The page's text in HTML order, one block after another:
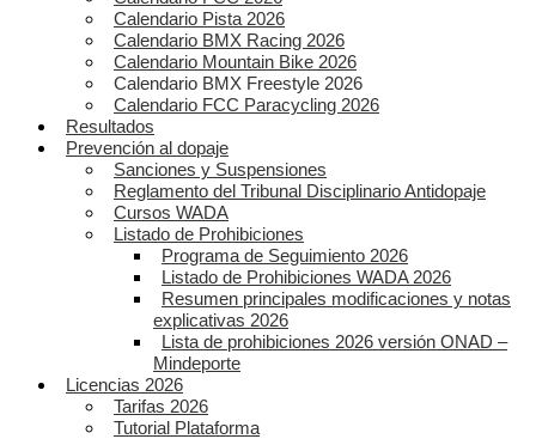
Calendario Pista 2026
Calendario BMX Racing 2026
Calendario Mountain Bike 2026
Calendario BMX Freestyle 2026
Calendario FCC Paracycling 2026
Resultados
Prevención al dopaje
Sanciones y Suspensiones
Reglamento del Tribunal Disciplinario Antidopaje
Cursos WADA
Listado de Prohibiciones
Programa de Seguimiento 2026
Listado de Prohibiciones WADA 2026
Resumen principales modificaciones y notas
explicativas 2026
Lista de prohibiciones 2026 versión ONAD –
Mindeporte
Licencias 2026
Tarifas 2026
Tutorial Plataforma